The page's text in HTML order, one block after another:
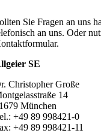
Sie Fragen an uns
an uns. Oder
SE
Christopher Große
14
München
+49 89 998421-0
+49 89 998421-11